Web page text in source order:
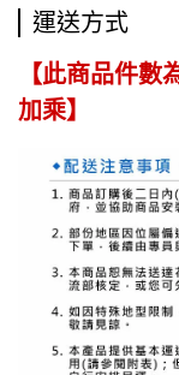
運送方式
【此商品件數
加乘】